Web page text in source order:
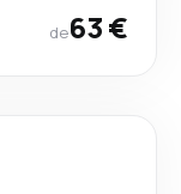
de63 €